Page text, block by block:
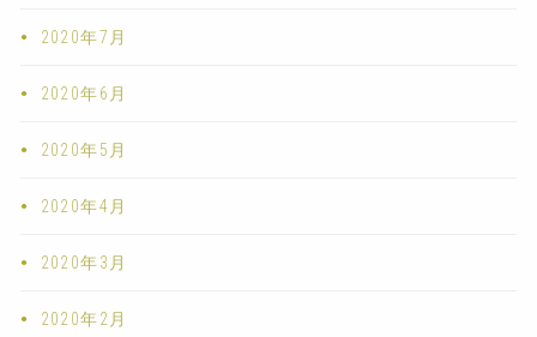
2020年7月
2020年6月
2020年5月
2020年4月
2020年3月
2020年2月